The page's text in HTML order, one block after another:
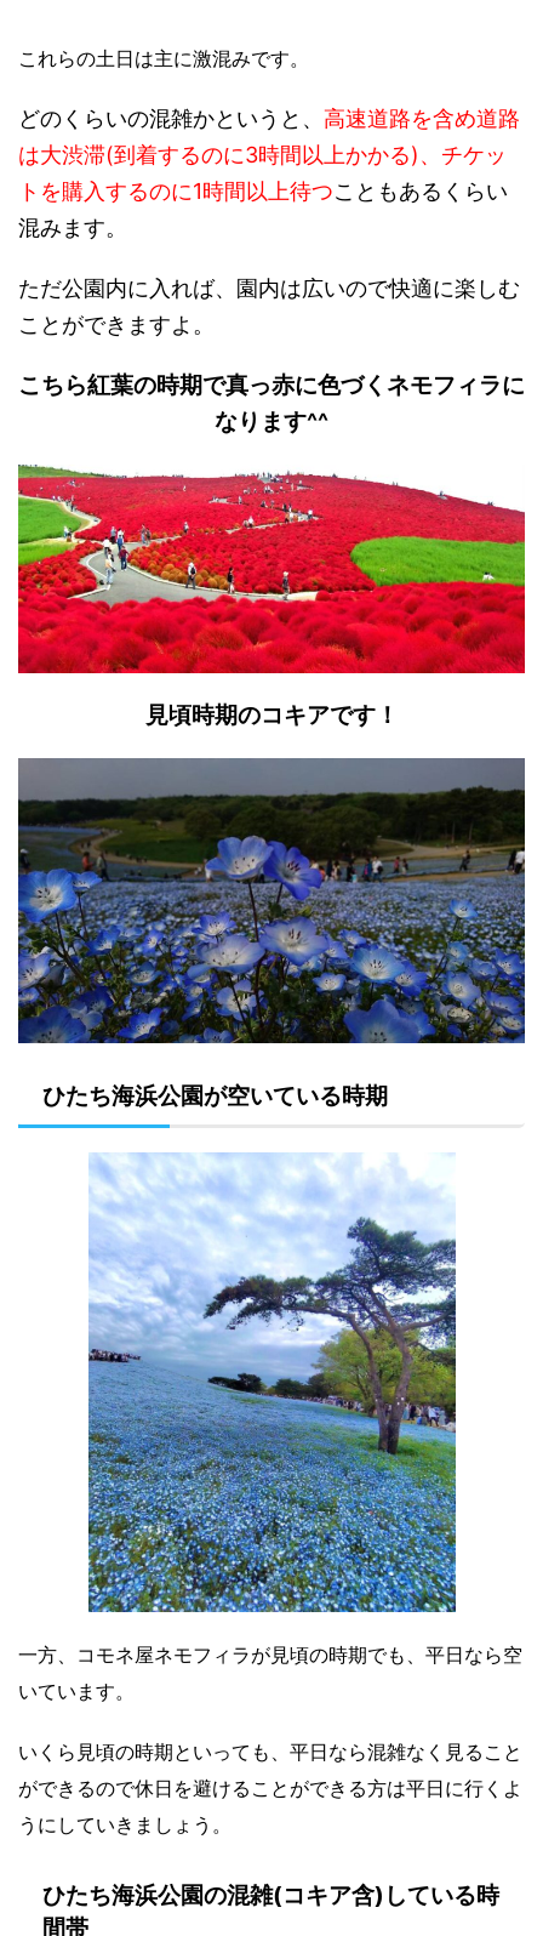
これらの土日は主に激混みです。
どのくらいの混雑かというと、 高速道路を含め道路
は大渋滞(到着するのに3時間以上かかる)、チケッ
トを購入するのに1時間以上待つこともあるくらい
混みます。
ただ公園内に入れば、園内は広いので快適に楽しむ
ことができますよ。
こちら紅葉の時期で真っ赤に色づくネモフィラに
なります^^
見頃時期のコキアです！
ひたち海浜公園が空いている時期
一方、コモネ屋ネモフィラが見頃の時期でも、平日なら空
いています。
いくら見頃の時期といっても、平日なら混雑なく見ること
ができるので休日を避けることができる方は平日に行くよ
うにしていきましょう。
ひたち海浜公園の混雑(コキア含)している時
間帯